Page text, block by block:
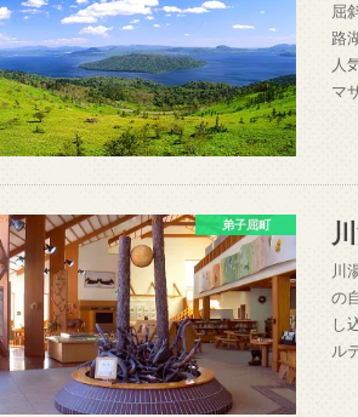
屈
路
人
マ
弟子屈町
川
の
し
ル